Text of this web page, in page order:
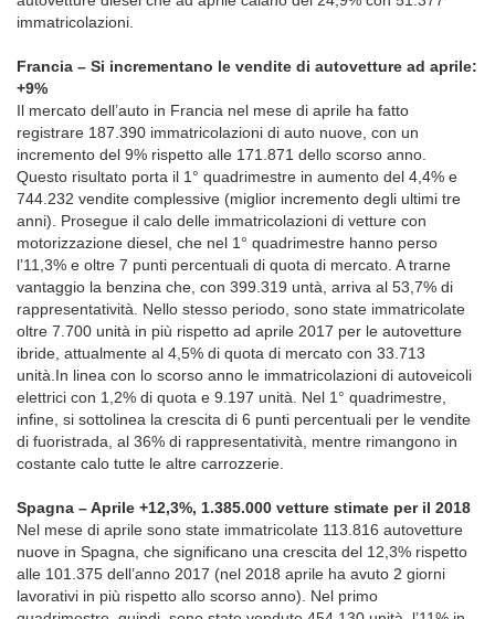
immatricolazioni.
Francia – Si incrementano le vendite di autovetture ad aprile:
+9%
Il mercato dell’auto in Francia nel mese di aprile ha fatto
registrare 187.390 immatricolazioni di auto nuove, con un
incremento del 9% rispetto alle 171.871 dello scorso anno.
Questo risultato porta il 1° quadrimestre in aumento del 4,4% e
744.232 vendite complessive (miglior incremento degli ultimi tre
anni). Prosegue il calo delle immatricolazioni di vetture con
motorizzazione diesel, che nel 1° quadrimestre hanno perso
l’11,3% e oltre 7 punti percentuali di quota di mercato. A trarne
vantaggio la benzina che, con 399.319 untà, arriva al 53,7% di
rappresentatività. Nello stesso periodo, sono state immatricolate
oltre 7.700 unità in più rispetto ad aprile 2017 per le autovetture
ibride, attualmente al 4,5% di quota di mercato con 33.713
unità.In linea con lo scorso anno le immatricolazioni di autoveicoli
elettrici con 1,2% di quota e 9.197 unità. Nel 1° quadrimestre,
infine, si sottolinea la crescita di 6 punti percentuali per le vendite
di fuoristrada, al 36% di rappresentatività, mentre rimangono in
costante calo tutte le altre carrozzerie.
Spagna – Aprile +12,3%, 1.385.000 vetture stimate per il 2018
Nel mese di aprile sono state immatricolate 113.816 autovetture
nuove in Spagna, che significano una crescita del 12,3% rispetto
alle 101.375 dell’anno 2017 (nel 2018 aprile ha avuto 2 giorni
lavorativi in più rispetto allo scorso anno). Nel primo